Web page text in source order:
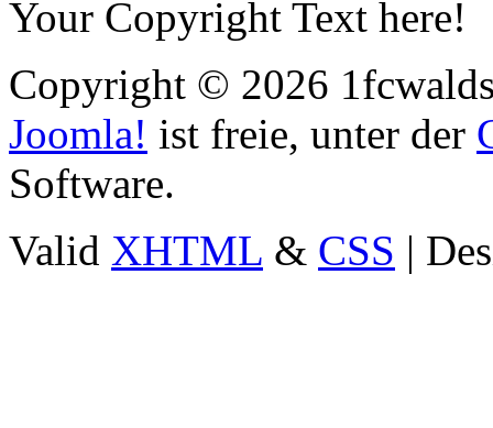
Your Copyright Text here!
Copyright © 2026
Joomla! ist freie, unter der
Software.
Valid XHTML & CSS |